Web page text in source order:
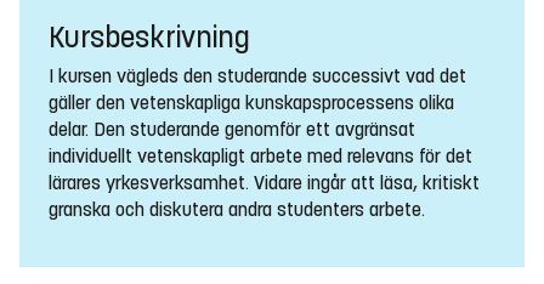
Kursbeskrivning
I kursen vägleds den studerande successivt vad det
gäller den vetenskapliga kunskapsprocessens olika
delar. Den studerande genomför ett avgränsat
individuellt vetenskapligt arbete med relevans för det
lärares yrkesverksamhet. Vidare ingår att läsa, kritiskt
granska och diskutera andra studenters arbete.